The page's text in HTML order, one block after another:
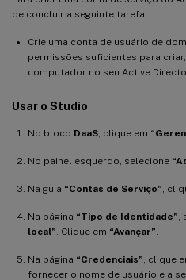
de concluir a seguinte tarefa:
Crie uma conta de usuário de
permissões suficientes para
computador no seu Active
Usar o Studio
No bloco DaaS , clique em
No painel esquerdo, selecione
Na guia “Contas de Serviço” ,
Na página “Tipo de Identidade”
local” . Clique em “Avançar”
Na página “Credenciais” , clique
fornecer o nome de usuário e a